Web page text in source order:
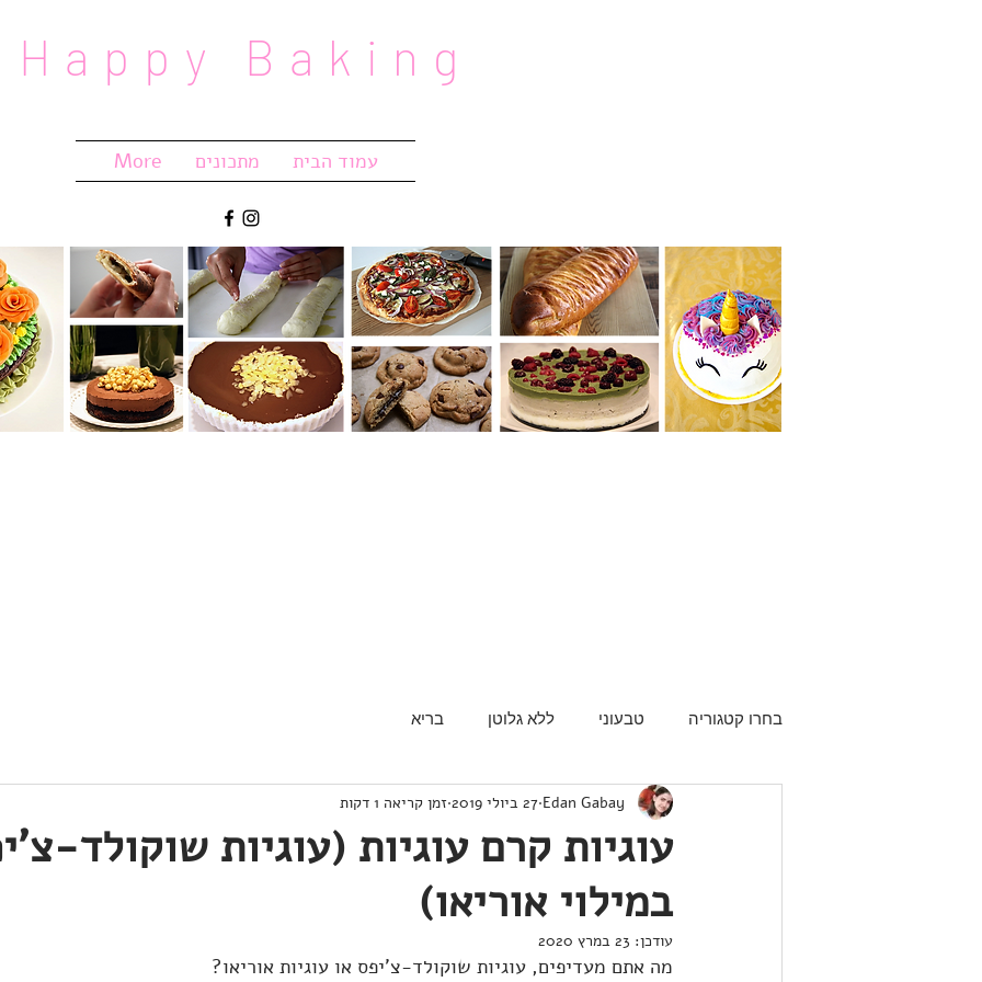
Happy Baking
עמוד הבית מתכונים More
בחרו קטגוריה טבעוני ללא גלוטן בריא
עוגיות קרם עוגיות (עוגיות שוקולד-
במילוי אוריאו)
Edan Gabay 27 ביולי 2019 זמן קריאה 1 דקות
עודכן: 23 במרץ 2020
מה אתם מעדיפים, עוגיות שוקולד-צ'יפס או עוגיות אוריאו?